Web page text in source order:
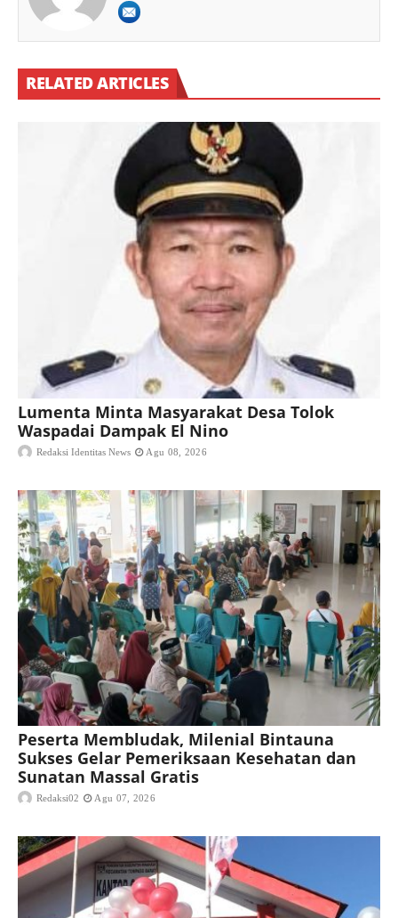
RELATED ARTICLES
Lumenta Minta Masyarakat Desa Tolok
Waspadai Dampak El Nino
Redaksi Identitas News Agu 08, 2026
Peserta Membludak, Milenial Bintauna
Sukses Gelar Pemeriksaan Kesehatan dan
Sunatan Massal Gratis
Redaksi02 Agu 07, 2026